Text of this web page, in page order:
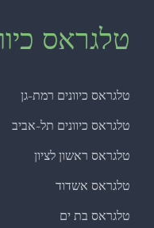
טלגראס
טלגראס כיוונים רמת-גן
טלגראס כיוונים תל-אביב
טלגראס ראשון לציון
טלגראס אשדוד
טלגראס בת ים